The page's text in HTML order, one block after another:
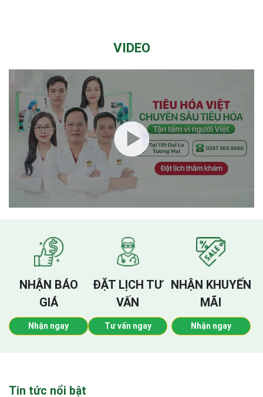
VIDEO
NHẬN BÁO
GIÁ
Nhận ngay
ĐẶT LỊCH TƯ
VẤN
Tư vấn ngay
NHẬN KHUYẾN
MÃI
Nhận ngay
Tin tức nổi bật